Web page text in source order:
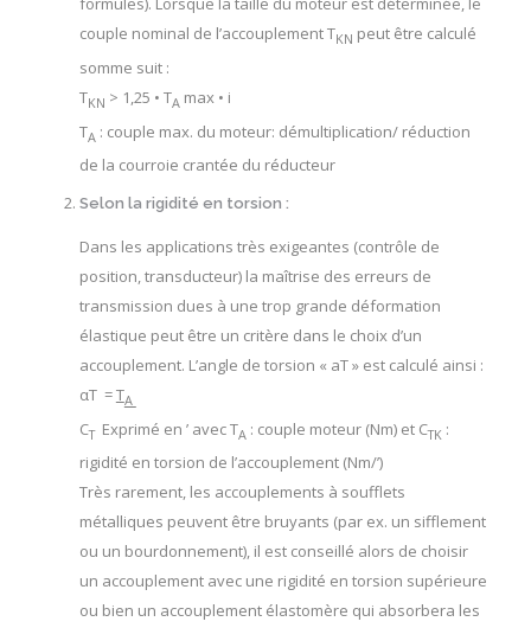
couple nominal de l’accouplement TKN peut être calculé
somme suit :
TKN > 1,25 • TA max • i
TA : couple max. du moteur: démultiplication/ réduction
de la courroie crantée du réducteur
Selon la rigidité en torsion :
Dans les applications très exigeantes (contrôle de
position, transducteur) la maîtrise des erreurs de
transmission dues à une trop grande déformation
élastique peut être un critère dans le choix d’un
accouplement. L’angle de torsion « aT » est calculé ainsi :
αT =TA
CT Exprimé en ’ avec TA : couple moteur (Nm) et CTK :
rigidité en torsion de l’accouplement (Nm/’)
Très rarement, les accouplements à soufflets
métalliques peuvent être bruyants (par ex. un sifflement
ou un bourdonnement), il est conseillé alors de choisir
un accouplement avec une rigidité en torsion supérieure
ou bien un accouplement élastomère qui absorbera les